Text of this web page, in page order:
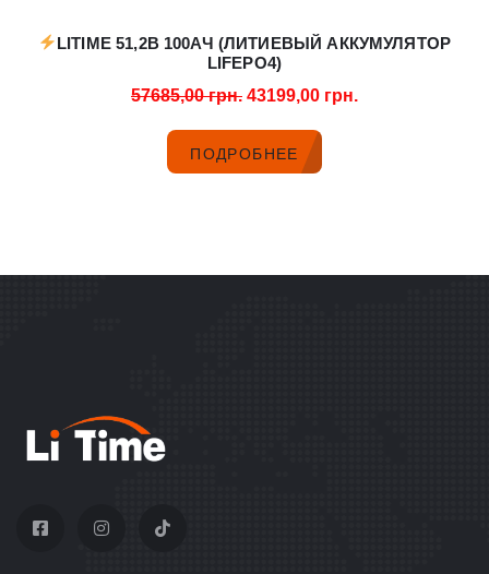
LITIME 51,2В 100АЧ (ЛИТИЕВЫЙ АККУМУЛЯТОР
LIFEPO4)
57685,00грн. 43199,00 грн.
ПОДРОБНЕЕ